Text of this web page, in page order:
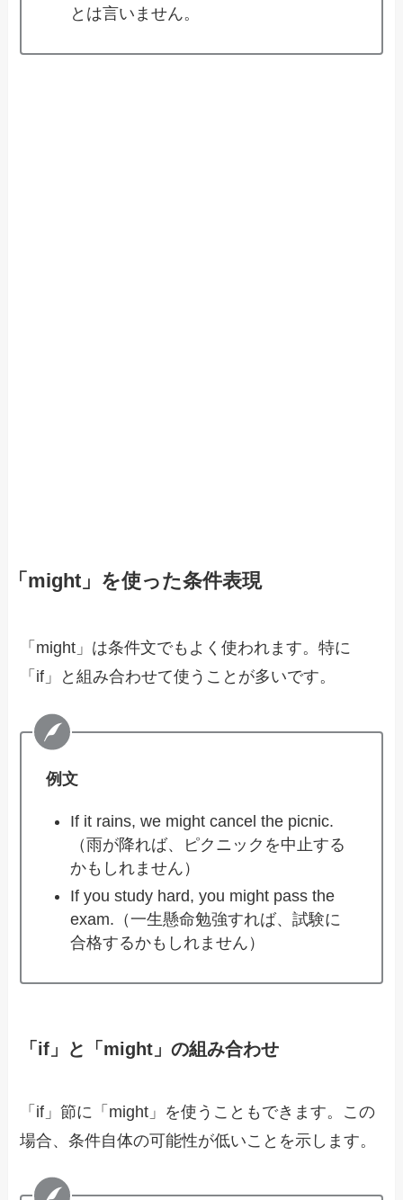
とは言いません。
「might」を使った条件表現
「might」は条件文でもよく使われます。特に
「if」と組み合わせて使うことが多いです。
例文
If it rains, we might cancel the picnic.
（雨が降れば、ピクニックを中止する
かもしれません）
If you study hard, you might pass the
exam.（一生懸命勉強すれば、試験に
合格するかもしれません）
「if」と「might」の組み合わせ
「if」節に「might」を使うこともできます。この
場合、条件自体の可能性が低いことを示します。